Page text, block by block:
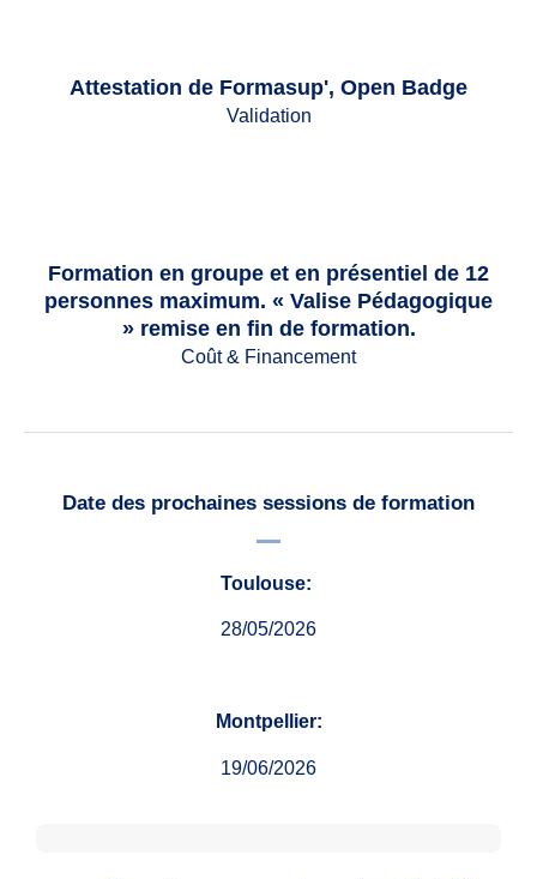
Attestation de Formasup', Open Badge
Validation
Formation en groupe et en présentiel de 12
personnes maximum. « Valise Pédagogique
» remise en fin de formation.
Coût & Financement
Date des prochaines sessions de formation
Toulouse:
28/05/2026
Montpellier:
19/06/2026